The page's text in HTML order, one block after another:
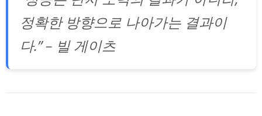
정확한 방향으로 나아가는 결과이
다.” – 빌 게이츠